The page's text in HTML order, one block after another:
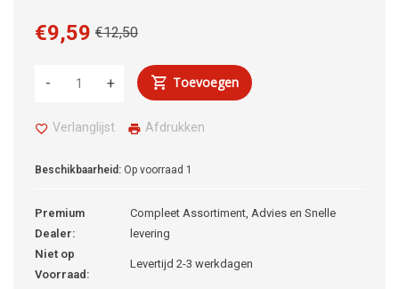
€12,50
€9,59
+
- Toevoegen
Verlanglijst Afdrukken
Beschikbaarheid: Op voorraad 1
Premium
Dealer:
Compleet Assortiment, Advies en Snelle
levering
Niet op
Voorraad:
Levertijd 2-3 werkdagen